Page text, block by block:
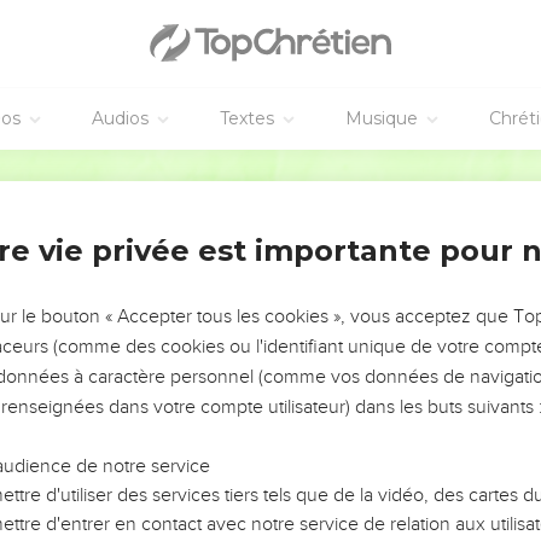
Audios Textes Musique
cela,
je prie, et sans cesse je remercie Dieu à cause de vous.
les yeux de votre intelligence. Ainsi, vous pourrez connaître
Vous connaîtrez la richesse magnifique des biens qu’il
extraordinaire que Dieu a montrée pour nous qui
le Christ quand il l’a réveillé de la mort, quand il l’a fait
au-dessus de toutes les forces et de toutes les puissances
tout ce qui existe, non seulement dans le monde
les pieds du Christ. Il a mis le Christ au-dessus de tout, et il
vie privée est importante pour
le bouton « Accepter tous les cookies », vous acceptez que
(comme des cookies ou l'identifiant unique de votre
à caractère personnel (comme vos données de
dans votre compte utilisateur) dans les buts suivants :
de notre service
d'utiliser des services tiers tels que de la vidéo, des cartes
d'entrer en contact avec notre service de relation aux